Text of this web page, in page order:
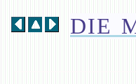
DIE